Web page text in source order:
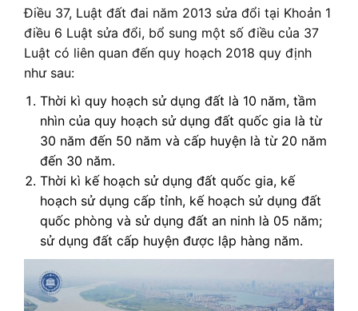
Điều 37, Luật đất đai năm 2013 sửa đổi tại Khoản 1
điều 6 Luật sửa đổi, bổ sung một số điều của 37
Luật có liên quan đến quy hoạch 2018 quy định
như sau:
Thời kì quy hoạch sử dụng đất là 10 năm, tầm
nhìn của quy hoạch sử dụng đất quốc gia là từ
30 năm đến 50 năm và cấp huyện là từ 20 năm
đến 30 năm.
Thời kì kế hoạch sử dụng đất quốc gia, kế
hoạch sử dụng cấp tỉnh, kế hoạch sử dụng đất
quốc phòng và sử dụng đất an ninh là 05 năm;
sử dụng đất cấp huyện được lập hàng năm.